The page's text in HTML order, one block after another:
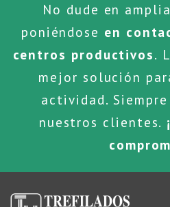
No dude en
poniéndose en
centros productivos.
mejor solución
actividad.
nuestros clientes.